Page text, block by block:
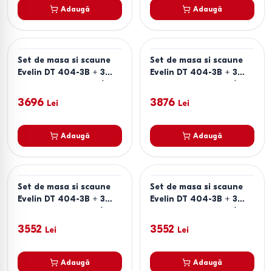
Adaugă Adaugă
Set de masa si scaune
Evelin DT 404-3B + 3
scaune YTC-064 B /
BLU-14 (Dark Grey)
3696 Lei
Adaugă
Set de masa si scaune
Evelin DT 404-3B + 3
scaune YTC-064 B /
UF885-15 (Dark Grey)
3876 Lei
Adaugă
Set de masa si scaune
Evelin DT 404-3B + 3
scaune YTC-078 B /
BJORN-13 (Grey)
3552 Lei
Adaugă
Set de masa si scaune
Evelin DT 404-3B + 3
scaune YTC-080 B /
BLU-14 (Dark Grey)
3552 Lei
Adaugă